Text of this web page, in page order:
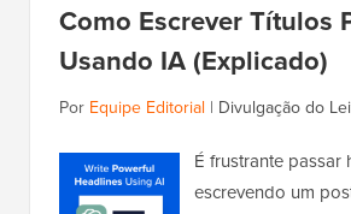
Como Escrever Títulos
Usando IA (Explicado)
Por Equipe Editorial | Divulgação do
É frustrante passar
escrevendo um